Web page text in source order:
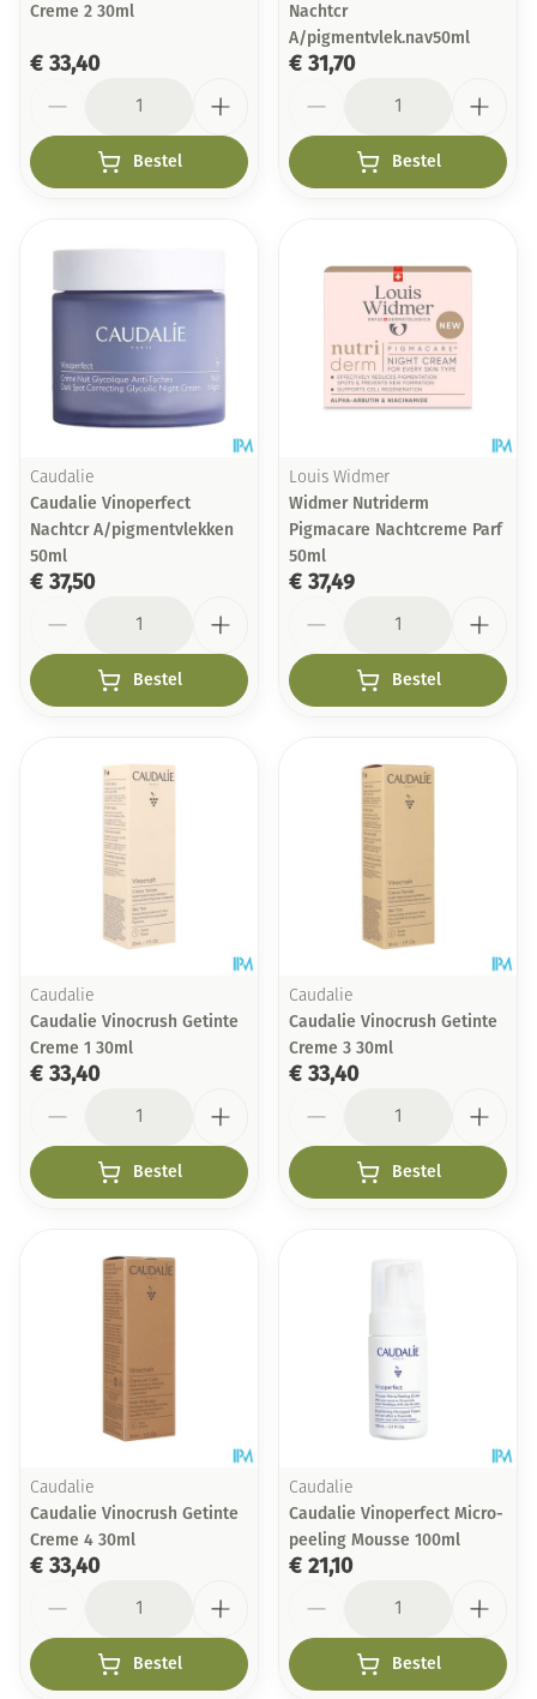
Creme 2 30ml
€ 33,40
Bestel
Nachtcr
A/pigmentvlek.nav50ml
€ 31,70
Bestel
Caudalie
Caudalie Vinoperfect
Nachtcr A/pigmentvlekken
50ml
€ 37,50
Bestel
Louis Widmer
Widmer Nutriderm
Pigmacare Nachtcreme Parf
50ml
€ 37,49
Bestel
Caudalie
Caudalie Vinocrush Getinte
Creme 1 30ml
€ 33,40
Bestel
Caudalie
Caudalie Vinocrush Getinte
Creme 3 30ml
€ 33,40
Bestel
Caudalie
Caudalie Vinocrush Getinte
Creme 4 30ml
€ 33,40
Bestel
Caudalie
Caudalie Vinoperfect Micro-
peeling Mousse 100ml
€ 21,10
Bestel